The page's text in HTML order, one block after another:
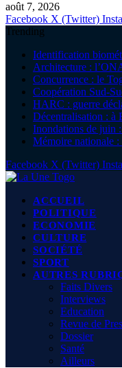
août 7, 2026
Facebook X (Twitter)
Trending
Identification
Architecture :
Concurrence : le
Coopération Sud-
HARC : guerre
Décentralisation : à
Inondations de juin
Mémoire nationale
Facebook X (Twitter)
ACCUEIL
POLITIQUE
ECONOMIE
CULTURE
SOCIÉTÉ
SPORT
AUTRES
Faits Divers
Interviews
Education
Revue de
Dossier
Santé
Ailleurs